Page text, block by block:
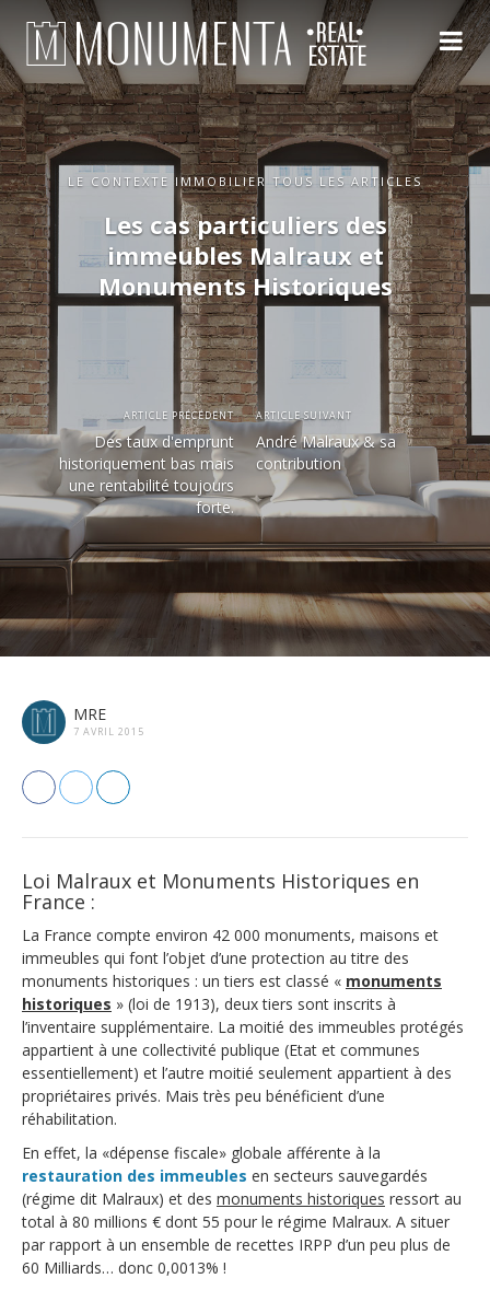
LE CONTEXTE IMMOBILIER TOUS LES ARTICLES
Les cas particuliers des
immeubles Malraux et
Monuments Historiques
ARTICLE PRÉCÉDENT
Des taux d'emprunt
historiquement bas mais
une rentabilité toujours
forte.
ARTICLE SUIVANT
André Malraux & sa
contribution
MRE
7 AVRIL 2015
Loi Malraux et Monuments Historiques en
France :
La France compte environ 42 000 monuments, maisons et
immeubles qui font l’objet d’une protection au titre des
monuments historiques : un tiers est classé « monuments
historiques » (loi de 1913), deux tiers sont inscrits à
l’inventaire supplémentaire. La moitié des immeubles protégés
appartient à une collectivité publique (Etat et communes
essentiellement) et l’autre moitié seulement appartient à des
propriétaires privés. Mais très peu bénéficient d’une
réhabilitation.
En effet, la «dépense fiscale» globale afférente à la
restauration des immeubles en secteurs sauvegardés
(régime dit Malraux) et des monuments historiques ressort au
total à 80 millions € dont 55 pour le régime Malraux. A situer
par rapport à un ensemble de recettes IRPP d’un peu plus de
60 Milliards… donc 0,0013% !